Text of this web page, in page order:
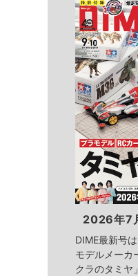
2026年7
DIME最新号
モデルメーカ
クラのタミヤ